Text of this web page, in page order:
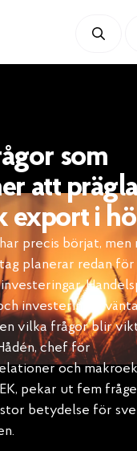
som
att
export i
precis börjat, men
planerar redan för
investeringar
vilka frågor blir
chef för
och
pekar ut fem
betydelse för